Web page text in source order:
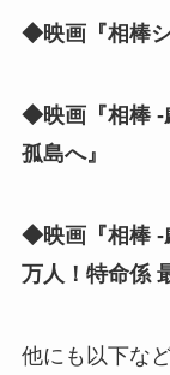
◆映画『相棒シ
◆映画『相棒 -
孤島へ』
◆映画『相棒 -
万人！特命係
他にも以下な